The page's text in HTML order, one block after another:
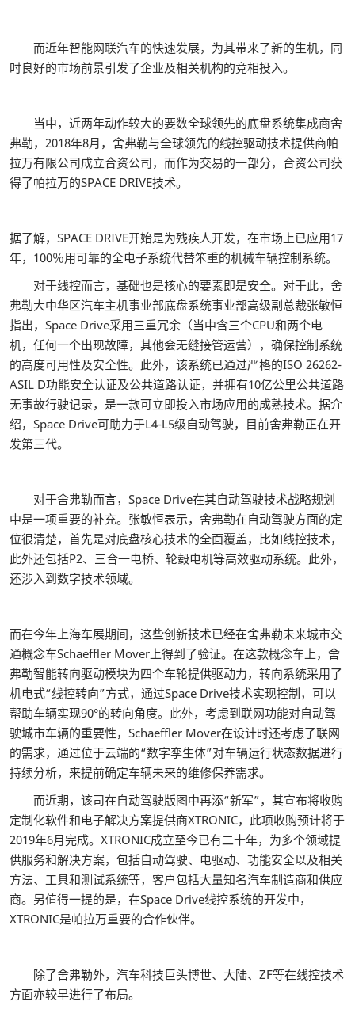
而近年智能网联汽车的快速发展，为其带来了新的生机，同
时良好的市场前景引发了企业及相关机构的竞相投入。
当中，近两年动作较大的要数全球领先的底盘系统集成商舍
弗勒，2018年8月，舍弗勒与全球领先的线控驱动技术提供商帕
拉万有限公司成立合资公司，而作为交易的一部分，合资公司获
得了帕拉万的SPACE DRIVE技术。
据了解，SPACE DRIVE开始是为残疾人开发，在市场上已应用17
年，100％用可靠的全电子系统代替笨重的机械车辆控制系统。
对于线控而言，基础也是核心的要素即是安全。对于此，舍
弗勒大中华区汽车主机事业部底盘系统事业部高级副总裁张敏恒
指出，Space Drive采用三重冗余（当中含三个CPU和两个电
机，任何一个出现故障，其他会无缝接管运营），确保控制系统
的高度可用性及安全性。此外，该系统已通过严格的ISO 26262-
ASIL D功能安全认证及公共道路认证，并拥有10亿公里公共道路
无事故行驶记录，是一款可立即投入市场应用的成熟技术。据介
绍，Space Drive可助力于L4-L5级自动驾驶，目前舍弗勒正在开
发第三代。
对于舍弗勒而言，Space Drive在其自动驾驶技术战略规划
中是一项重要的补充。张敏恒表示，舍弗勒在自动驾驶方面的定
位很清楚，首先是对底盘核心技术的全面覆盖，比如线控技术，
此外还包括P2、三合一电桥、轮毂电机等高效驱动系统。此外，
还涉入到数字技术领域。
而在今年上海车展期间，这些创新技术已经在舍弗勒未来城市交
通概念车Schaeffler Mover上得到了验证。在这款概念车上，舍
弗勒智能转向驱动模块为四个车轮提供驱动力，转向系统采用了
机电式“线控转向”方式，通过Space Drive技术实现控制，可以
帮助车辆实现90°的转向角度。此外，考虑到联网功能对自动驾
驶城市车辆的重要性，Schaeffler Mover在设计时还考虑了联网
的需求，通过位于云端的“数字孪生体”对车辆运行状态数据进行
持续分析，来提前确定车辆未来的维修保养需求。
而近期，该司在自动驾驶版图中再添“新军”，其宣布将收购
定制化软件和电子解决方案提供商XTRONIC，此项收购预计将于
2019年6月完成。XTRONIC成立至今已有二十年，为多个领域提
供服务和解决方案，包括自动驾驶、电驱动、功能安全以及相关
方法、工具和测试系统等，客户包括大量知名汽车制造商和供应
商。另值得一提的是，在Space Drive线控系统的开发中，
XTRONIC是帕拉万重要的合作伙伴。
除了舍弗勒外，汽车科技巨头博世、大陆、ZF等在线控技术
方面亦较早进行了布局。